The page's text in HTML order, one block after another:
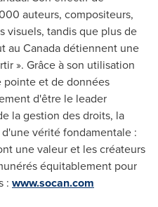
auteurs, compositeurs,
visuels, tandis que plus de
au Canada détiennent une
». Grâce à son utilisation
et de données
d'être le leader
la gestion des droits, la
vérité fondamentale :
une valeur et les créateurs
équitablement pour
: www.socan.com